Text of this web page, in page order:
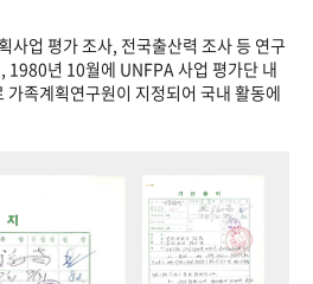
사업 평가 조사, 전국출산력 조사 등 연구
1980년 10월에 UNFPA 사업 평가단 내
가족계획연구원이 지정되어 국내 활동에